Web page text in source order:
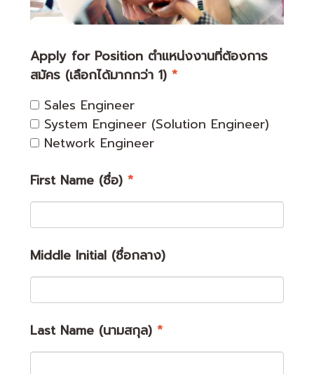
Apply for Position ตำแหน่งงานที่ต้องการ
สมัคร (เลือกได้มากกว่า 1) *
Sales Engineer
System Engineer (Solution Engineer)
Network Engineer
First Name (ชื่อ) *
Middle Initial (ชื่อกลาง)
Last Name (นามสกุล) *